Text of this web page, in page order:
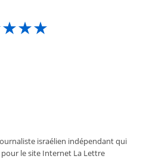
israélien indépendant qui
le site Internet La Lettre